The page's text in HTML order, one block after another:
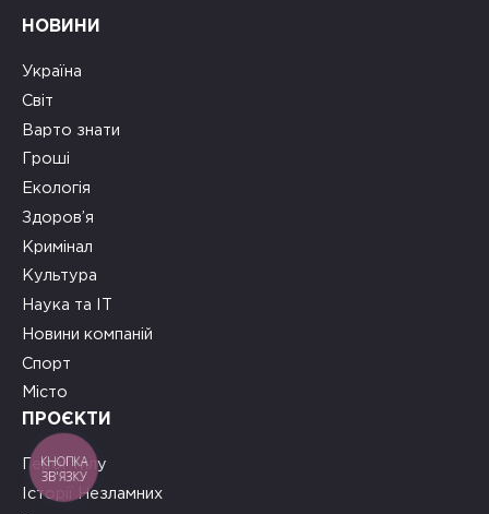
НОВИНИ
Україна
Світ
Варто знати
Гроші
Екологія
Здоров’я
Кримінал
Культура
Наука та ІТ
Новини компаній
Спорт
Місто
ПРОЄКТИ
Герої тилу
Історії Незламних
КНОПКА
ЗВ'ЯЗКУ